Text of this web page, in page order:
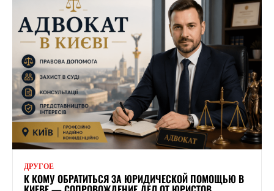
ДРУГОЕ
К КОМУ ОБРАТИТЬСЯ ЗА ЮРИДИЧЕСКОЙ ПОМОЩЬЮ В